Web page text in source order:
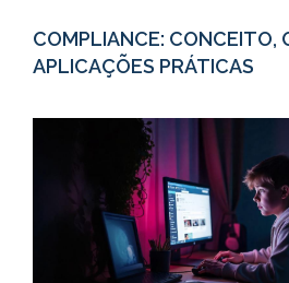
COMPLIANCE: CONCEITO,
APLICAÇÕES PRÁTICAS